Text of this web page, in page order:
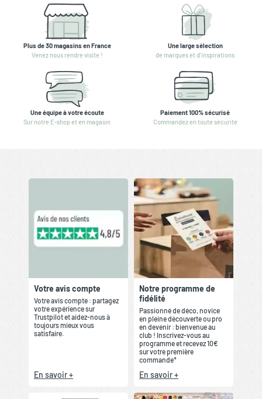
Plus de 30 magasins en France
Venez nous rendre visite !
Une large sélection
de marques et d'inspirations
Une équipe à votre écoute
Sur notre E-shop et en magasin
Paiement 100% sécurisé
Commandez en toute sécurité
Votre avis compte
Votre avis compte : partagez
votre expérience sur
Trustpilot et aidez-nous à
toujours mieux vous
satisfaire.
En savoir +
Notre programme de
fidélité
Passionné de déco, novice
en pleine découverte ou pro
en devenir : bienvenue au
club ! Inscrivez-vous au
programme et recevez 10€
sur votre première
commande*
En savoir +